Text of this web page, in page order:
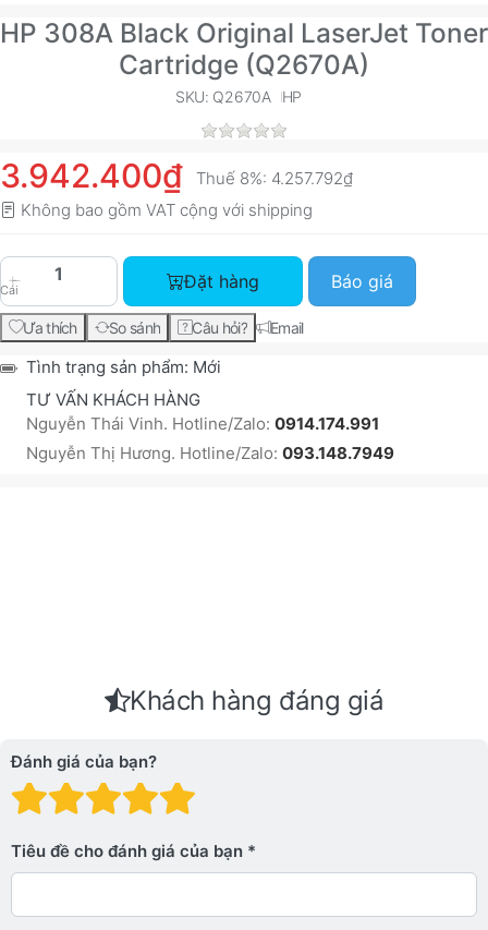
HP 308A Black Original LaserJet Toner
Cartridge (Q2670A)
SKU: Q2670A HP
3.942.400₫ Thuế 8%: 4.257.792₫
Không bao gồm VAT cộng với shipping
Cái
HP 308A Black Original LaserJet Toner
Đặt hàng Báo giá
Ưa thích So sánh Câu hỏi? Email
Tình trạng sản phẩm: Mới
TƯ VẤN KHÁCH HÀNG
Nguyễn Thái Vinh. Hotline/Zalo: 0914.174.991
Nguyễn Thị Hương. Hotline/Zalo: 093.148.7949
Khách hàng đáng giá
Đánh giá của bạn?
Đánh giá: 4 trên 5
Đánh giá: 3 trên 5 sao.
Đánh giá: 2 trên 5 sao.
Đánh giá: 1 trên 5 sao. Xấu
Tiêu đề cho đánh giá của bạn